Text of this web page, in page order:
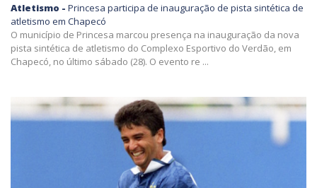
Atletismo - Princesa participa de inauguração de pista sintética de
atletismo em Chapecó
O município de Princesa marcou presença na inauguração da nova
pista sintética de atletismo do Complexo Esportivo do Verdão, em
Chapecó, no último sábado (28). O evento re ...